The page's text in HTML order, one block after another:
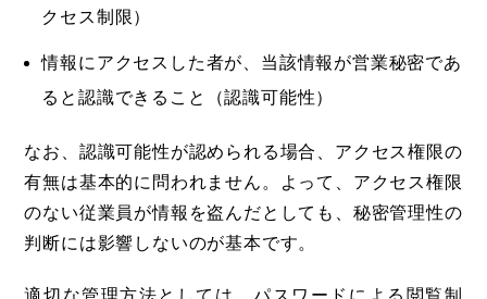
クセス制限）
情報にアクセスした者が、当該情報が営業秘密であ
ると認識できること（認識可能性）
なお、認識可能性が認められる場合、アクセス権限の
有無は基本的に問われません。よって、アクセス権限
のない従業員が情報を盗んだとしても、秘密管理性の
判断には影響しないのが基本です。
適切な管理方法としては、パスワードによる閲覧制